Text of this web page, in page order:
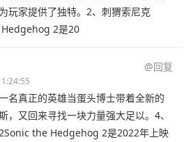
玩家提供了独特。2、刺猬索尼克
2是20
@回复
名真正的英雄当蛋头博士带着全新的
，又回来寻找一块力量强大足以。4、
the Hedgehog 2是2022年上映